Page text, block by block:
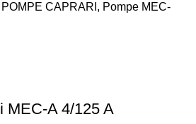
POMPE CAPRARI , Pompe MEC-
MEC-A 4/125 A